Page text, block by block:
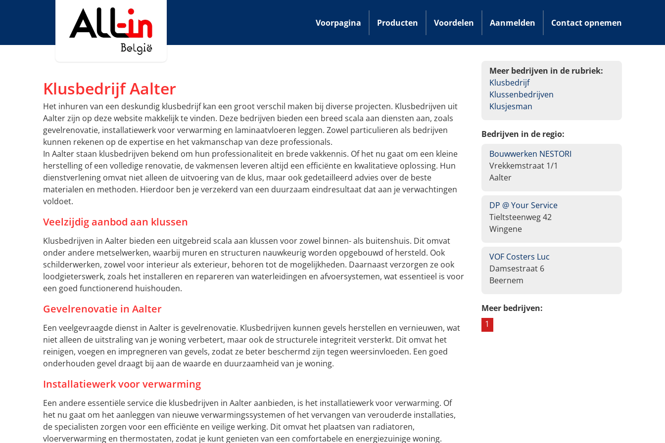
Voorpagina Producten Voordelen Aanmelden Contact opnemen
Klusbedrijf Aalter
Het inhuren van een deskundig klusbedrijf kan een groot verschil maken bij diverse projecten. Klusbedrijven uit
Aalter zijn op deze website makkelijk te vinden. Deze bedrijven bieden een breed scala aan diensten aan, zoals
gevelrenovatie, installatiewerk voor verwarming en laminaatvloeren leggen. Zowel particulieren als bedrijven
kunnen rekenen op de expertise en het vakmanschap van deze professionals.
In Aalter staan klusbedrijven bekend om hun professionaliteit en brede vakkennis. Of het nu gaat om een kleine
herstelling of een volledige renovatie, de vakmensen leveren altijd een efficiënte en kwalitatieve oplossing. Hun
dienstverlening omvat niet alleen de uitvoering van de klus, maar ook gedetailleerd advies over de beste
materialen en methoden. Hierdoor ben je verzekerd van een duurzaam eindresultaat dat aan je verwachtingen
voldoet.
Veelzijdig aanbod aan klussen
Klusbedrijven in Aalter bieden een uitgebreid scala aan klussen voor zowel binnen- als buitenshuis. Dit omvat
onder andere metselwerken, waarbij muren en structuren nauwkeurig worden opgebouwd of hersteld. Ook
schilderwerken, zowel voor interieur als exterieur, behoren tot de mogelijkheden. Daarnaast verzorgen ze ook
loodgieterswerk, zoals het installeren en repareren van waterleidingen en afvoersystemen, wat essentieel is voor
een goed functionerend huishouden.
Gevelrenovatie in Aalter
Een veelgevraagde dienst in Aalter is gevelrenovatie. Klusbedrijven kunnen gevels herstellen en vernieuwen, wat
niet alleen de uitstraling van je woning verbetert, maar ook de structurele integriteit versterkt. Dit omvat het
reinigen, voegen en impregneren van gevels, zodat ze beter beschermd zijn tegen weersinvloeden. Een goed
onderhouden gevel draagt bij aan de waarde en duurzaamheid van je woning.
Installatiewerk voor verwarming
Een andere essentiële service die klusbedrijven in Aalter aanbieden, is het installatiewerk voor verwarming. Of
het nu gaat om het aanleggen van nieuwe verwarmingssystemen of het vervangen van verouderde installaties,
de specialisten zorgen voor een efficiënte en veilige werking. Dit omvat het plaatsen van radiatoren,
vloerverwarming en thermostaten, zodat je kunt genieten van een comfortabele en energiezuinige woning.
Meer bedrijven in de rubriek:
Klusbedrijf
Klussenbedrijven
Klusjesman
Bedrijven in de regio:
Bouwwerken NESTORI
Vrekkemstraat 1/1
Aalter
DP @ Your Service
Tieltsteenweg 42
Wingene
VOF Costers Luc
Damsestraat 6
Beernem
Meer bedrijven:
1